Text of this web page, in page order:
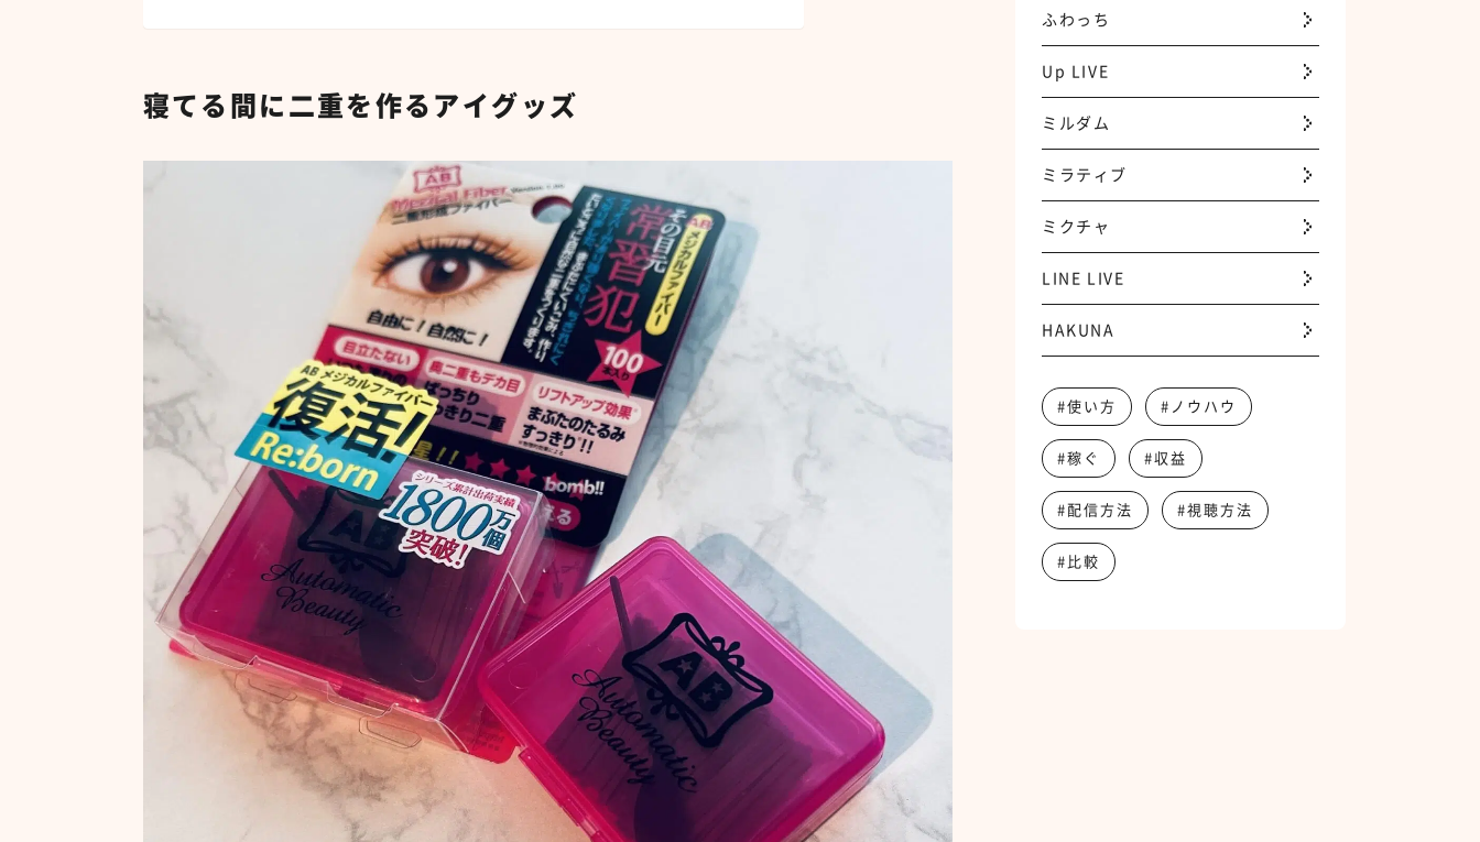
寝てる間に二重を作るアイグッズ
ふわっち
Up LIVE
ミルダム
ミラティブ
ミクチャ
LINE LIVE
HAKUNA
#使い方 #ノウハウ
#稼ぐ #収益
#配信方法 #視聴方法
#比較